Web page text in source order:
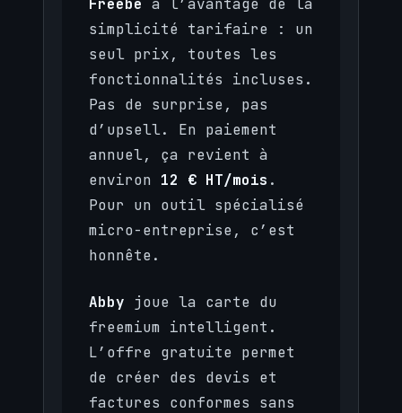
simplicité tarifaire : un
seul prix, toutes les
fonctionnalités incluses.
Pas de surprise, pas
d’upsell. En paiement
annuel, ça revient à
environ 12 € HT/mois .
Pour un outil spécialisé
micro-entreprise, c’est
honnête.
Abby joue la carte du
freemium intelligent.
L’offre gratuite permet
de créer des devis et
factures conformes sans